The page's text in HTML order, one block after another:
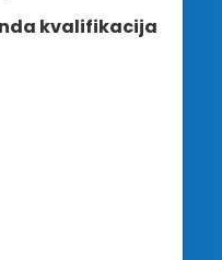
kvalifikacija